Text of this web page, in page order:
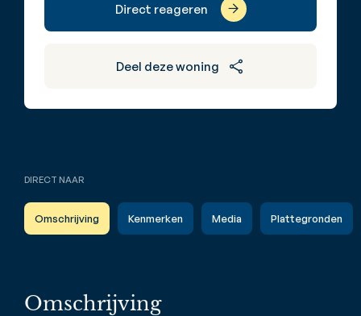
Direct reageren
Deel deze woning
DIRECT NAAR
Omschrijving Kenmerken Media Plattegronden
Omschrijving